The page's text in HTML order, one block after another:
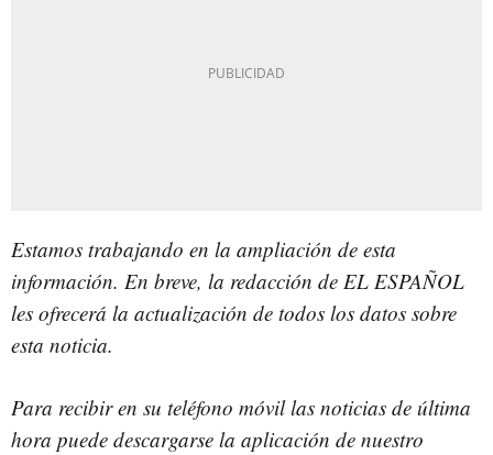
Estamos trabajando en la ampliación de esta
información. En breve, la redacción de EL ESPAÑOL
les ofrecerá la actualización de todos los datos sobre
esta noticia.
Para recibir en su teléfono móvil las noticias de última
hora puede descargarse la aplicación de nuestro